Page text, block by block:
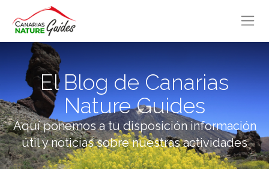
El Blog de Canarias
Nature Guides
Aquí ponemos a tu disposición información
útil y noticias sobre nuestras actividades